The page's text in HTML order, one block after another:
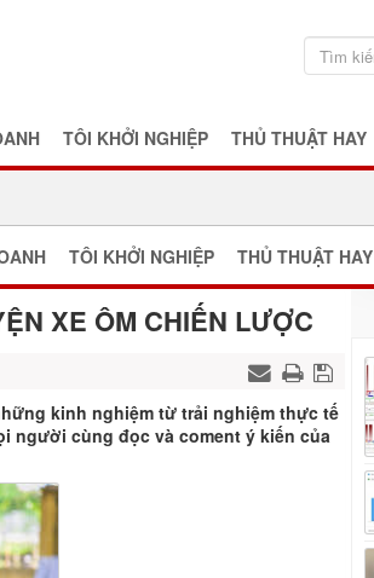
TÔI KHỞI NGHIỆP THỦ THUẬT HAY
TÔI KHỞI NGHIỆP THỦ THUẬT HAY
XE ÔM CHIẾN LƯỢC
kinh nghiệm từ trải nghiệm thực tế
người cùng đọc và coment ý kiến của